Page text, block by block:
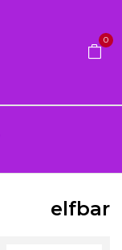
0
elfbar